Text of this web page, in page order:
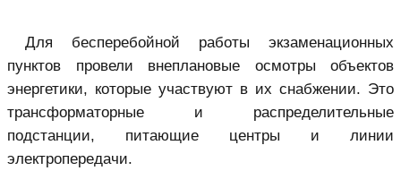
Для бесперебойной работы экзаменационных
пунктов провели внеплановые осмотры объектов
энергетики, которые участвуют в их снабжении. Это
трансформаторные и распределительные
подстанции, питающие центры и линии
электропередачи.